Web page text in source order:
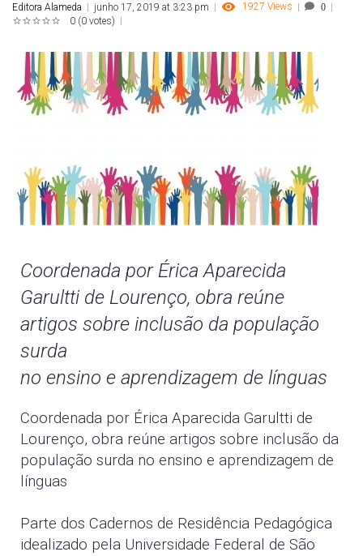
Editora Alameda junho 17, 2019 at 3:23 pm 1927 Views 0
0 (0 votes)
Coordenada por Érica Aparecida
Garultti de Lourenço, obra reúne
artigos sobre inclusão da população
surda
no ensino e aprendizagem de línguas
Coordenada por Érica Aparecida Garultti de
Lourenço, obra reúne artigos sobre inclusão da
população surda no ensino e aprendizagem de
línguas
Parte dos Cadernos de Residência Pedagógica
idealizado pela Universidade Federal de São